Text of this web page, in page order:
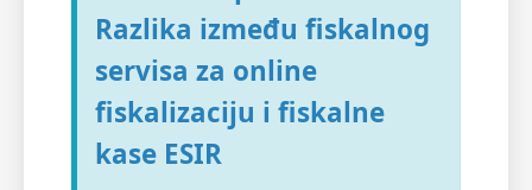
Razlika između fiskalnog
servisa za online
fiskalizaciju i fiskalne
kase ESIR